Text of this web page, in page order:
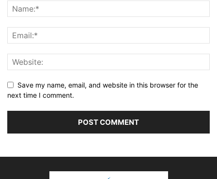
Save my name, email, and website in this browser for the
next time I comment.